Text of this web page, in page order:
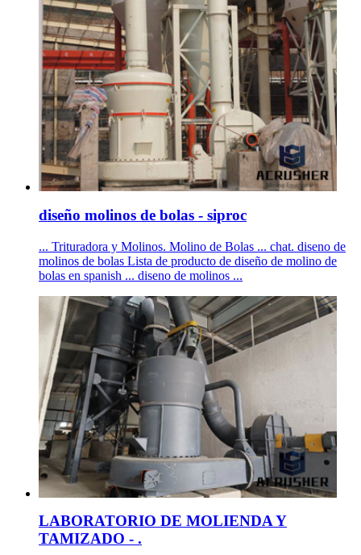
diseño molinos de bolas - siproc
... Trituradora y Molinos. Molino de Bolas ... chat. diseno de
molinos de bolas Lista de producto de diseño de molino de
bolas en spanish ... diseno de molinos ...
LABORATORIO DE MOLIENDA Y
TAMIZADO - .